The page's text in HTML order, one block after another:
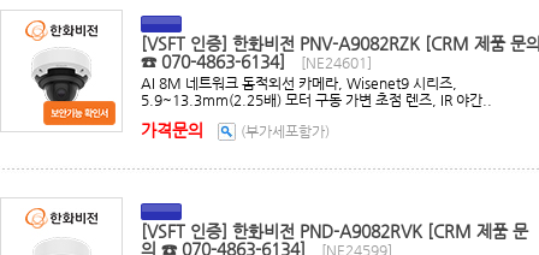
[VSFT 인증] 한화비전 PNV-A9082RZK [CRM 제품 문
☎ 070-4863-6134]
[NE24601]
AI 8M 네트워크 돔적외선 카메라, Wisenet9 시리즈,
5.9~13.3mm(2.25배) 모터 구동 가변 초점 렌즈, IR 야간..
가격문의 (부가세포함가)
[VSFT 인증] 한화비전 PND-A9082RVK [CRM 제품 문
의 ☎ 070-4863-6134]
[NE24599]